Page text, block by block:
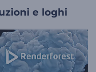
e loghi